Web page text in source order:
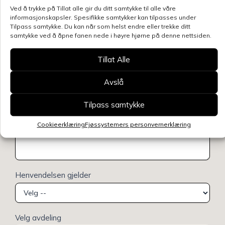
Ved å trykke på Tillat alle gir du ditt samtykke til alle våre
informasjonskapsler. Spesifikke samtykker kan tilpasses under
Tilpass samtykke. Du kan når som helst endre eller trekke ditt
samtykke ved å åpne fanen nede i høyre hjørne på denne nettsiden.
Tillat Alle
Avslå
Tilpass samtykke
CookieerklæringFjøssystemers personvernerklæring
Henvendelsen gjelder
Velg avdeling